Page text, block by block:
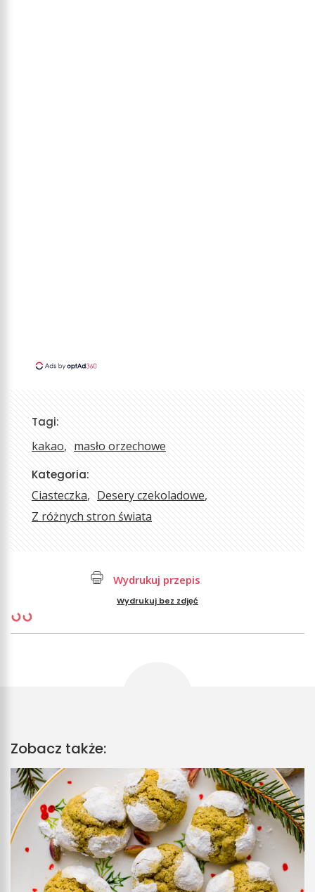
Tagi:
kakao masło orzechowe
Kategoria:
Ciasteczka
Desery czekoladowe
Z różnych stron świata
Wydrukuj przepis
Wydrukuj bez zdjęć
Zobacz także: